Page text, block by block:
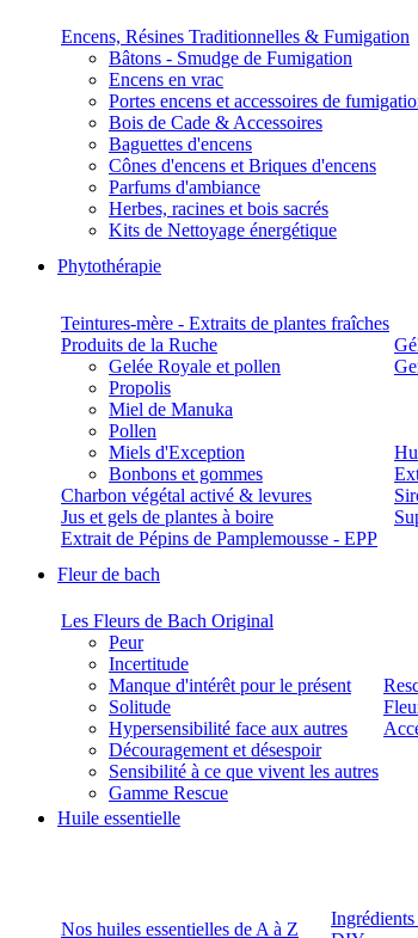
Encens, Résines Traditionnelles & Fumigation
Bâtons - Smudge de Fumigation
Encens en vrac
Portes encens et accessoires de
Bois de Cade & Accessoires
Baguettes d'encens
Cônes d'encens et Briques d'encens
Parfums d'ambiance
Herbes, racines et bois sacrés
Kits de Nettoyage énergétique
Phytothérapie
Teintures-mère - Extraits de plantes fraîches
Produits de la Ruche
Gelée Royale et pollen
Propolis
Miel de Manuka
Pollen
Miels d'Exception
Bonbons et gommes
Charbon végétal activé & levures
Jus et gels de plantes à boire
Extrait de Pépins de Pamplemousse - EPP
Fleur de bach
Les Fleurs de Bach Original
Peur
Incertitude
Manque d'intérêt pour le présent
Solitude
Hypersensibilité face aux autres
Découragement et désespoir
Sensibilité à ce que vivent les autres
Gamme Rescue
Huile essentielle
Nos huiles essentielles de A à Z